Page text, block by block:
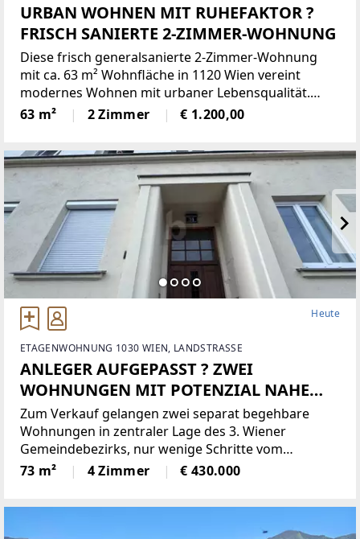
URBAN WOHNEN MIT RUHEFAKTOR ?
FRISCH SANIERTE 2-ZIMMER-WOHNUNG
Diese frisch generalsanierte 2-Zimmer-Wohnung
mit ca. 63 m² Wohnfläche in 1120 Wien vereint
modernes Wohnen mit urbaner Lebensqualität.
Trotz der zentralen Lage an der Meidlinger
Hauptstraße ist die Wohnung hofseitig ausgerichtet
63 m² 2 Zimmer € 1.200,00
Heute
ETAGENWOHNUNG 1030 WIEN, LANDSTRASSE
ANLEGER AUFGEPASST ? ZWEI
WOHNUNGEN MIT POTENZIAL NAHE
DEM BELVEDERE
Zum Verkauf gelangen zwei separat begehbare
Wohnungen in zentraler Lage des 3. Wiener
Gemeindebezirks, nur wenige Schritte vom
Belvedere entfernt. Die Einheiten überzeugen durch
ihre gute Raumaufteilung und bieten vielfältige
73 m² 4 Zimmer € 430.000